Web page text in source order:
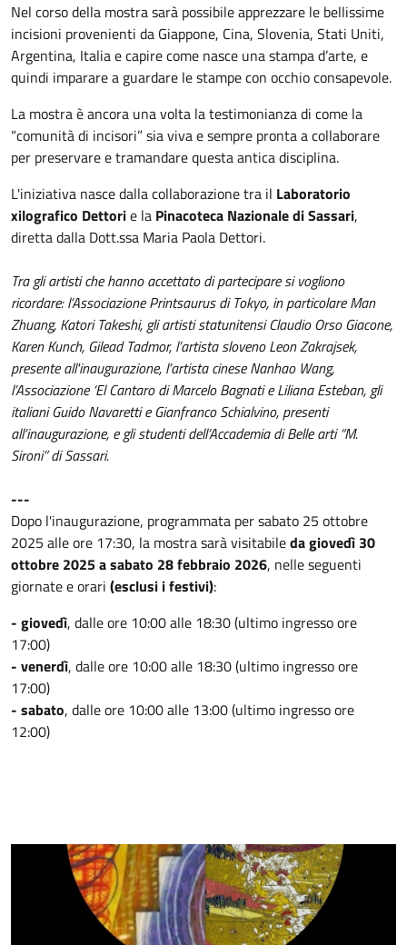
Nel corso della mostra sarà possibile apprezzare le bellissime
incisioni provenienti da Giappone, Cina, Slovenia, Stati Uniti,
Argentina, Italia e capire come nasce una stampa d’arte, e
quindi imparare a guardare le stampe con occhio consapevole.
La mostra è ancora una volta la testimonianza di come la
“comunità di incisori” sia viva e sempre pronta a collaborare
per preservare e tramandare questa antica disciplina.
L'iniziativa nasce dalla collaborazione tra il Laboratorio
xilografico Dettorie la Pinacoteca Nazionale di Sassari,
diretta dalla Dott.ssa Maria Paola Dettori.
Tra gli artisti che hanno accettato di partecipare si vogliono
ricordare: l’Associazione Printsaurus di Tokyo, in particolare Man
Zhuang, Katori Takeshi, gli artisti statunitensi Claudio Orso Giacone,
Karen Kunch, Gilead Tadmor, l’artista sloveno Leon Zakrajsek,
presente all'inaugurazione, l’artista cinese Nanhao Wang,
l’Associazione ‘El Cantaro di Marcelo Bagnati e Liliana Esteban, gli
italiani Guido Navaretti e Gianfranco Schialvino, presenti
all’inaugurazione, e gli studenti dell’Accademia di Belle arti “M.
Sironi” di Sassari.
---
Dopo l'inaugurazione, programmata per sabato 25 ottobre
2025 alle ore 17:30, la mostra sarà visitabileda giovedì 30
ottobre 2025 a sabato 28 febbraio 2026, nelle seguenti
giornate e orari (esclusi i festivi):
- giovedì, dalle ore 10:00 alle 18:30 (ultimo ingresso ore
17:00)
- venerdì, dalle ore 10:00 alle 18:30 (ultimo ingresso ore
17:00)
- sabato, dalle ore 10:00 alle 13:00 (ultimo ingresso ore
12:00)